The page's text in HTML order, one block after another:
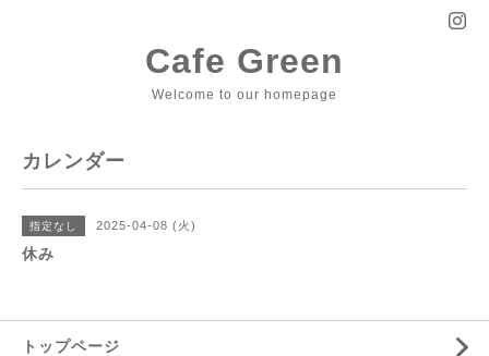
Cafe Green
Welcome to our homepage
カレンダー
指定なし 2025-04-08 (火)
休み
トップページ